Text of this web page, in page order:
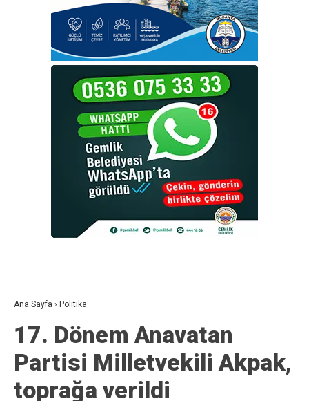
Ana Sayfa › Politika
17. Dönem Anavatan
Partisi Milletvekili Akpak,
toprağa verildi